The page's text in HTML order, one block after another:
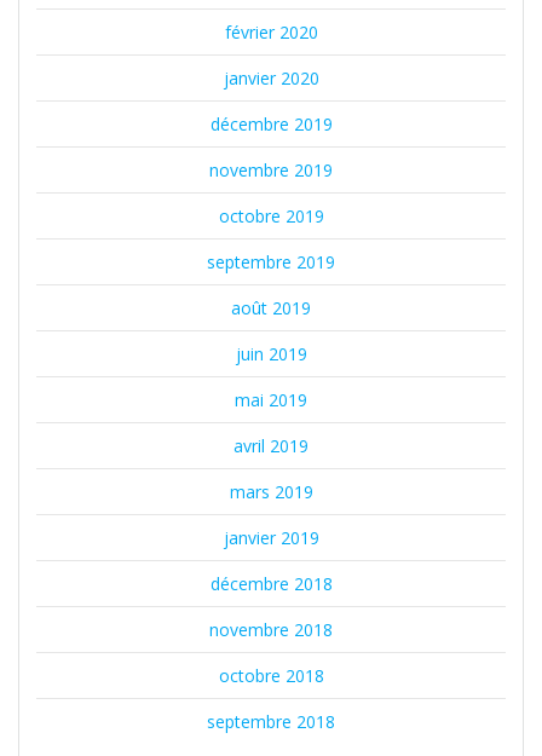
février 2020
janvier 2020
décembre 2019
novembre 2019
octobre 2019
septembre 2019
août 2019
juin 2019
mai 2019
avril 2019
mars 2019
janvier 2019
décembre 2018
novembre 2018
octobre 2018
septembre 2018